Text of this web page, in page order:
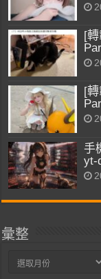
[
[
手
yt-
彙整
彙